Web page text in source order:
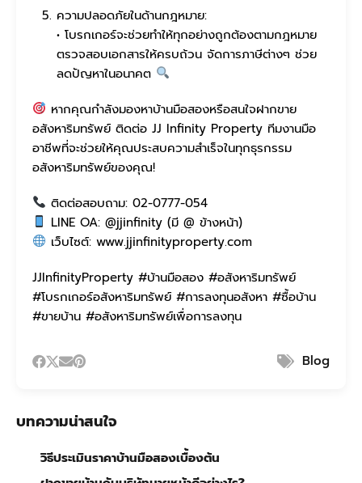
ความปลอดภัยในด้านกฎหมาย:
• โบรกเกอร์จะช่วยทำให้ทุกอย่างถูกต้องตามกฎหมาย
ตรวจสอบเอกสารให้ครบถ้วน จัดการภาษีต่างๆ ช่วย
ลดปัญหาในอนาคต
หากคุณกำลังมองหาบ้านมือสองหรือสนใจฝากขาย
อสังหาริมทรัพย์ ติดต่อ JJ Infinity Property ทีมงานมือ
อาชีพที่จะช่วยให้คุณประสบความสำเร็จในทุกธุรกรรม
อสังหาริมทรัพย์ของคุณ!
ติดต่อสอบถาม: 02-0777-054
LINE OA: @jjinfinity (มี @ ข้างหน้า)
เว็บไซต์: www.jjinfinityproperty.com
JJInfinityProperty #บ้านมือสอง #อสังหาริมทรัพย์
#โบรกเกอร์อสังหาริมทรัพย์ #การลงทุนอสังหา #ซื้อบ้าน
#ขายบ้าน #อสังหาริมทรัพย์เพื่อการลงทุน
Blog
บทความน่าสนใจ
วิธีประเมินราคาบ้านมือสองเบื้องต้น